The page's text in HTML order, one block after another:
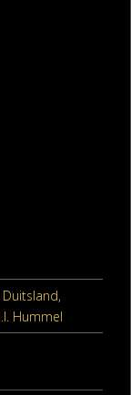
Duitsland,
Hummel